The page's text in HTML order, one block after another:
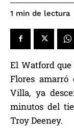
1 min de lectura
El Watford que
Flores
Villa, ya
minutos del
Troy Deeney.